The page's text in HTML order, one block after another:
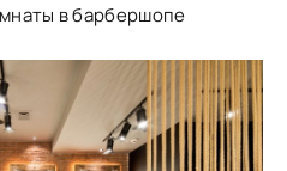
в барбершопе